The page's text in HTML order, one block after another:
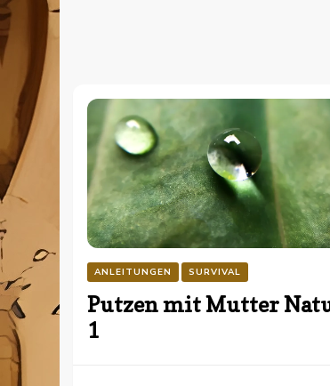
ANLEITUNGEN SURVIVAL
Putzen mit Mutter
1